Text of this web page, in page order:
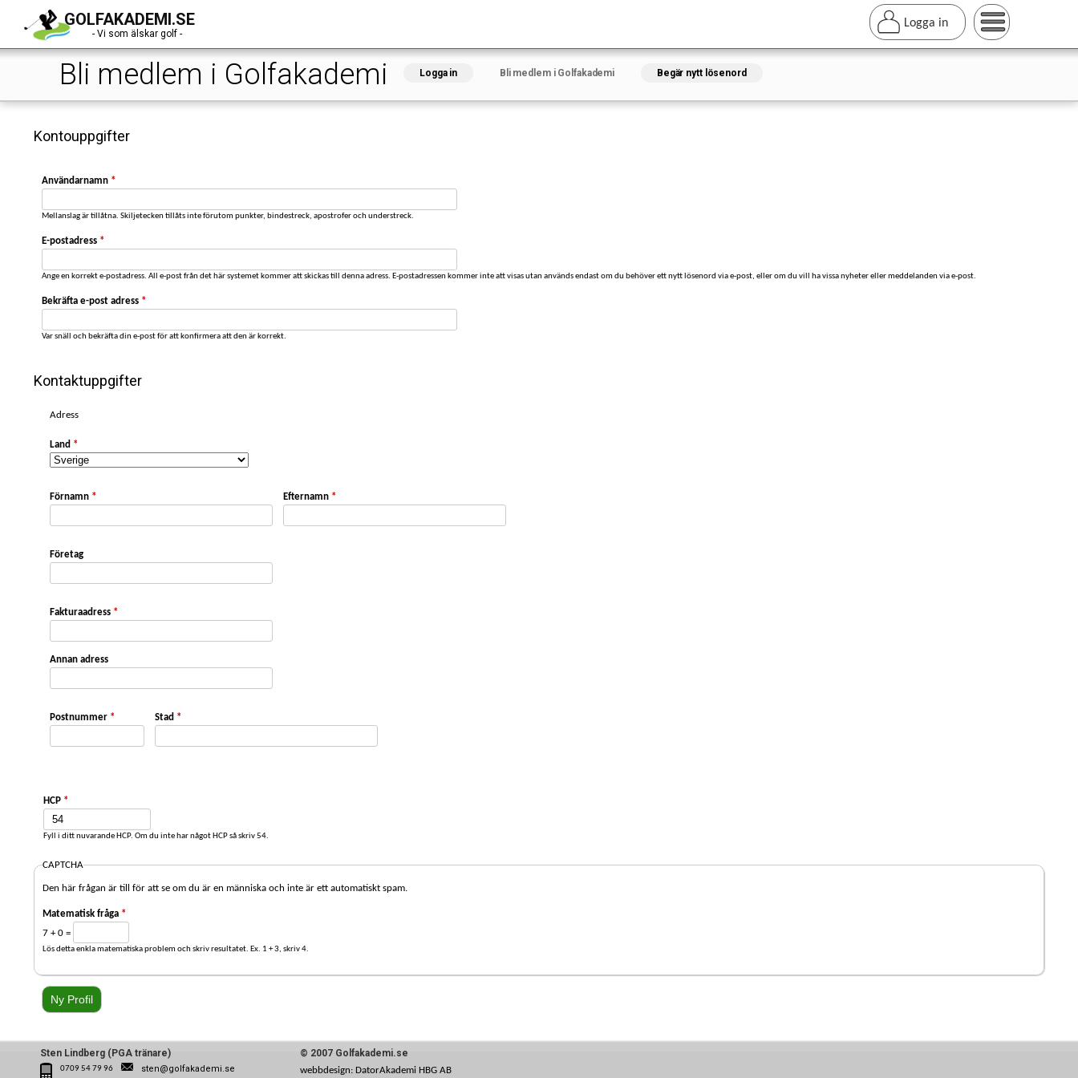
huvudinnehåll
Logga in
GOLFAKADEMI.SE
- Vi som älskar golf -
Bli medlem i Golfakademi Logga in Bli medlem i Golfakademi Begär nytt lösenord
Kontouppgifter
Användarnamn *
Mellanslag är tillåtna. Skiljetecken tillåts inte förutom punkter, bindestreck, apostrofer och understreck.
E-postadress *
Ange en korrekt e-postadress. All e-post från det här systemet kommer att skickas till denna adress. E-postadressen kommer inte att visas utan används endast om du behöver ett nytt lösenord via e-post, eller om du vill ha vissa nyheter eller meddelanden via e-post.
Bekräfta e-post adress *
Var snäll och bekräfta din e-post för att konfirmera att den är korrekt.
Kontaktuppgifter
Adress
Land *
Förnamn * Efternamn *
Företag
Fakturaadress *
Annan adress
Postnummer * Stad *
HCP *
Fyll i ditt nuvarande HCP. Om du inte har något HCP så skriv 54.
CAPTCHA
Den här frågan är till för att se om du är en människa och inte är ett automatiskt spam.
Matematisk fråga *
7 + 0 =
Lös detta enkla matematiska problem och skriv resultatet. Ex. 1 + 3, skriv 4.
Sten Lindberg (PGA tränare)
0709 54 79 96 sten@golfakademi.se
© 2007 Golfakademi.se
webbdesign: DatorAkademi HBG AB